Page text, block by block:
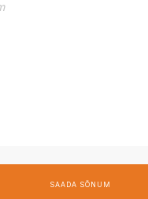
SAADA SÕNUM